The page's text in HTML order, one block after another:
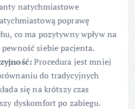
natychmiastowe
poprawę
co ma pozytywny wpływ na
siebie pacjenta.
Procedura jest mniej
do tradycyjnych
się na krótszy czas
dyskomfort po zabiegu.